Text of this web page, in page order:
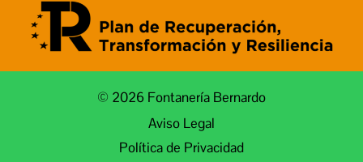
© 2026 Fontanería Bernardo
Aviso Legal
Política de Privacidad